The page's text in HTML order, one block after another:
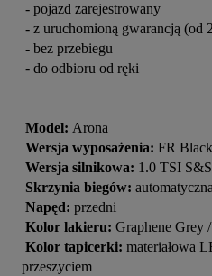
Model: Arona
Wersja wyposażenia: FR
Wersja silnikowa: 1.0 TSI
Skrzynia biegów:
Napęd: przedni
Kolor lakieru: Graphene Grey
Kolor tapicerki: materiałowa
przeszyciem